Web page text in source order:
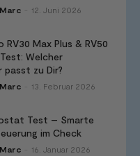
Marc 12. Juni 2026
RV30 Max Plus & RV50
Welcher
zu Dir?
Marc 13. Februar 2026
Test – Smarte
im Check
Marc 16. Januar 2026